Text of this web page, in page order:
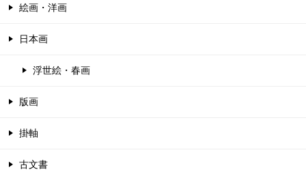
絵画・洋画
日本画
浮世絵・春画
版画
掛軸
古文書